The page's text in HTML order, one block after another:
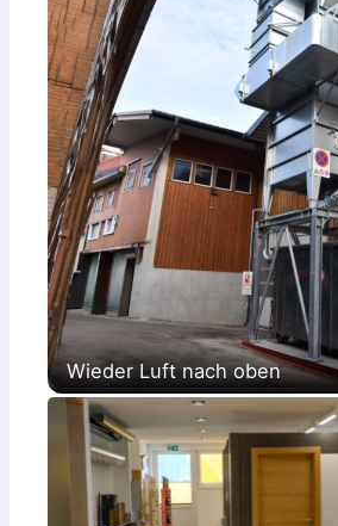
Wieder Luft nach oben